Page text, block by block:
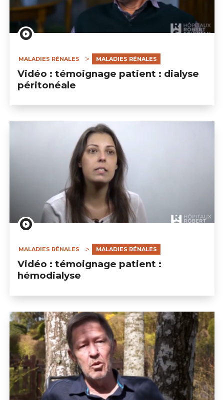
MALADIES RÉNALES MALADIES RÉNALES
Vidéo : témoignage patient : dialyse
péritonéale
MALADIES RÉNALES MALADIES RÉNALES
Vidéo : témoignage patient :
hémodialyse